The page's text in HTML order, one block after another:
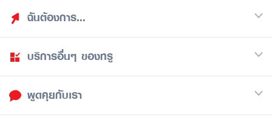
ฉันต้องการ...
ค้นหาสิทธิประโยชน์
รวมของฟรี
ดูสิทธิประโยชน์ที่เก็บไว้
บริการอื่นๆ ของทรู
มือถือ
อินเตอร์เน็ต
พูดคุยกับเรา